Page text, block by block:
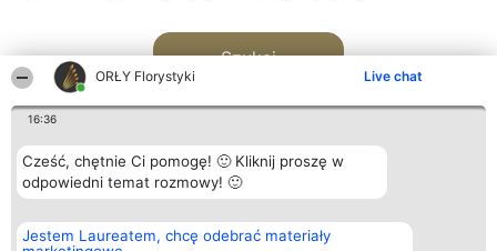
ORŁY Florystyki Live chat
16:36
Cześć, chętnie Ci pomogę! 🙂 Kliknij proszę w
odpowiedni temat rozmowy! 🙂
Jestem Laureatem, chcę odebrać materiały
Szukaj
Organizator plebiscytu
Bright Side Solutions sp. z o.
Plebiscyt
Laureaci
Kontakt
Kontakt